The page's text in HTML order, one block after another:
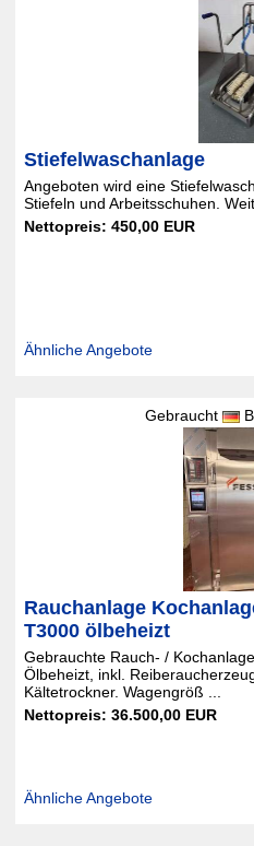
Stiefelwaschanlage
Angeboten wird eine
Stiefeln und Arbeitsschuhen.
Nettopreis: 450,00 EUR
Ähnliche Angebote
Gebraucht
Rauchanlage
T3000 ölbeheizt
Gebrauchte Rauch- /
Ölbeheizt, inkl.
Kältetrockner. Wagengröß ...
Nettopreis: 36.500,00 EUR
Ähnliche Angebote